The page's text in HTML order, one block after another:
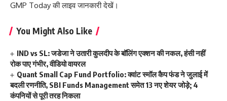
GMP Todayकी लाइव जानकारी देखें।
You Might Also Like
IND vs SL: जडेजा ने उतारी कुलदीप के बॉलिंग एक्शन की नकल, हंसी नहीं
रोक पाए गंभीर, वीडियो वायरल
Quant Small Cap Fund Portfolio: क्वांट स्मॉल कैप फंड ने जुलाई में
बदली रणनीति, SBI Funds Management समेत 13 नए शेयर जोड़े; 4
कंपनियों से पूरी तरह निकला